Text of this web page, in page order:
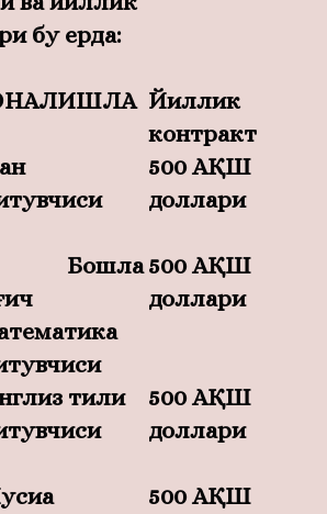
бу ерда:
Йиллик
контракт
500 АҚШ
доллари
500 АҚШ
доллари
тили
500 АҚШ
доллари
500 АҚШ